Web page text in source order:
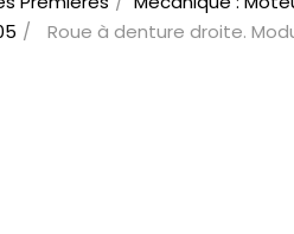
Roue à denture droite.